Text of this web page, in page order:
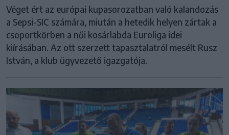
Véget ért az európai kupasorozatban való kalandozás
a Sepsi-SIC számára, miután a hetedik helyen zártak a
csoportkörben a női kosárlabda Euroliga idei
kiírásában. Az ott szerzett tapasztalatról mesélt Rusz
István, a klub ügyvezető igazgatója.